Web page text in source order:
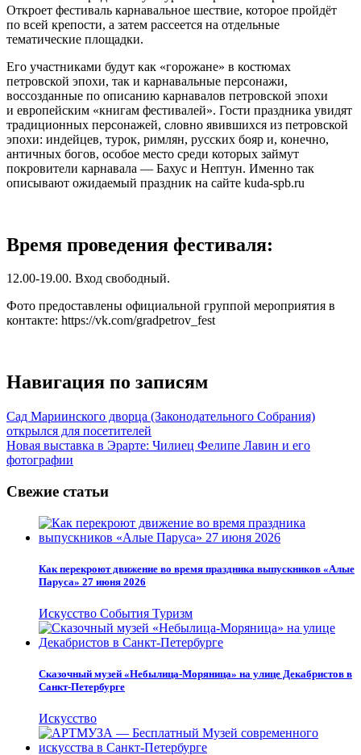
Откроет фестиваль карнавальное шествие, которое пройдёт
по всей крепости, а затем рассеется на отдельные
тематические площадки.
Его участниками будут как «горожане» в костюмах
петровской эпохи, так и карнавальные персонажи,
воссозданные по описанию карнавалов петровской эпохи
и европейским «книгам фестивалей». Гости праздника увидят
традиционных персонажей, словно явившихся из петровской
эпохи: индейцев, турок, римлян, русских бояр и, конечно,
античных богов, особое место среди которых займут
покровители карнавала — Бахус и Нептун. Именно так
описывают ожидаемый праздник на сайте kuda-spb.ru
Время проведения фестиваля:
12.00-19.00. Вход свободный.
Фото предоставлены официальной группой мероприятия в
контакте: https://vk.com/gradpetrov_fest
Навигация по записям
Сад Мариинского дворца (Законодательного Собрания)
открылся для посетителей
Новая выставка в Эрарте: Чилиец Фелипе Лавин и его
фотографии
Свежие статьи
Как перекроют движение во время праздника выпускников «Алые
Паруса» 27 июня 2026
Искусство События Туризм
Сказочный музей «Небылица-Моряница» на улице Декабристов в
Санкт-Петербурге
Искусство